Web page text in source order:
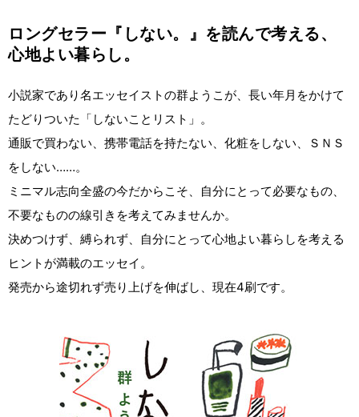
ロングセラー『しない。』を読んで考える、
心地よい暮らし。
小説家であり名エッセイストの群ようこが、長い年月をかけて
たどりついた「しないことリスト」。
通販で買わない、携帯電話を持たない、化粧をしない、ＳＮＳ
をしない……。
ミニマル志向全盛の今だからこそ、自分にとって必要なもの、
不要なものの線引きを考えてみませんか。
決めつけず、縛られず、自分にとって心地よい暮らしを考える
ヒントが満載のエッセイ。
発売から途切れず売り上げを伸ばし、現在4刷です。